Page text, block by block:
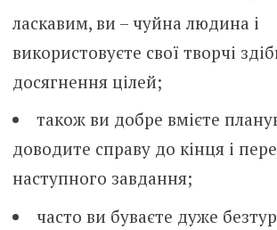
ласкавим, ви – чуйна людина і
використовуєте свої творчі
досягнення цілей;
також ви добре вмієте
доводите справу до кінця і
наступного завдання;
часто ви буваєте дуже